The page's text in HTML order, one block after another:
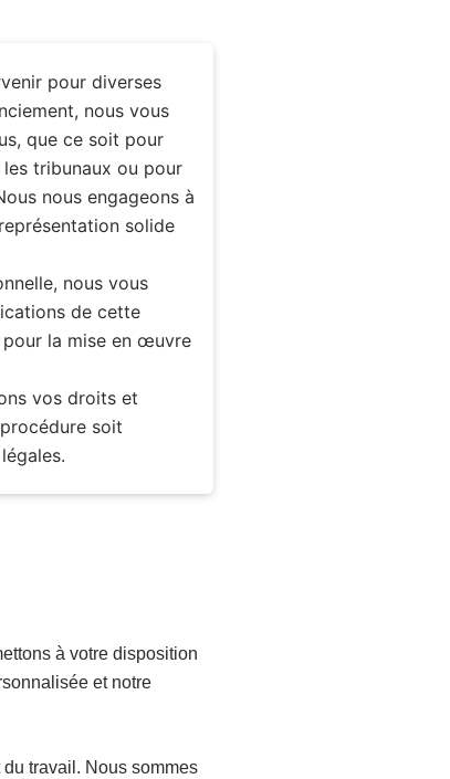
pour diverses
nous vous
que ce soit pour
tribunaux ou pour
nous engageons à
solide
nous vous
de cette
la mise en œuvre
vos droits et
soit
à votre disposition
et notre
travail. Nous sommes